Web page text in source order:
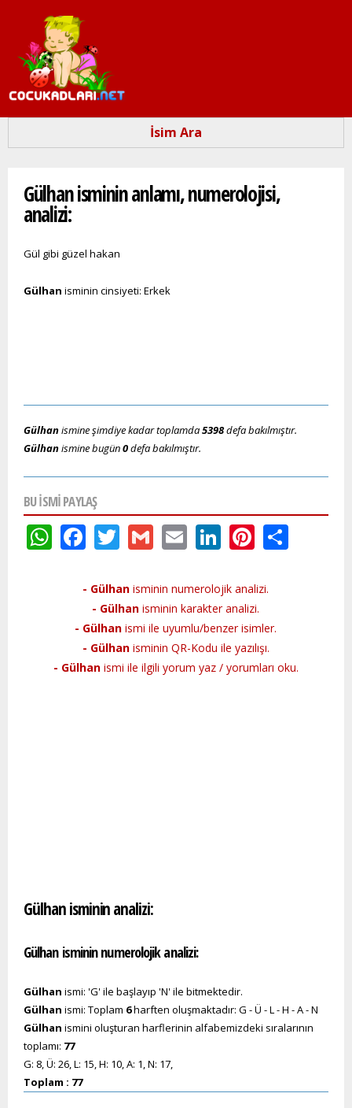
İsim Ara
Gülhan isminin anlamı, numerolojisi,
analizi:
Gül gibi güzel hakan
Gülhan isminin cinsiyeti: Erkek
Gülhanismine şimdiye kadar toplamda5398defa bakılmıştır.
Gülhanismine bugün0defa bakılmıştır.
BU ISMI PAYLAŞ
WhatsApp
Facebook
Twitter
GmailEmailLinkedIn
- Gülhan isminin numerolojik analizi.
- Gülhan isminin karakter analizi.
- Gülhan ismi ile uyumlu/benzer isimler.
- Gülhanisminin QR-Kodu ile yazılışı.
- Gülhanismi ile ilgili yorum yaz / yorumları oku.
Gülhan isminin analizi:
Gülhan isminin numerolojik analizi:
Gülhan ismi: 'G' ile başlayıp 'N' ile bitmektedir.
Gülhan ismi: Toplam 6harften oluşmaktadır: G - Ü - L - H - A - N
Gülhan ismini oluşturan harflerinin alfabemizdeki sıralarının
toplamı: 77
G: 8, Ü: 26, L: 15, H: 10, A: 1, N: 17,
Toplam : 77